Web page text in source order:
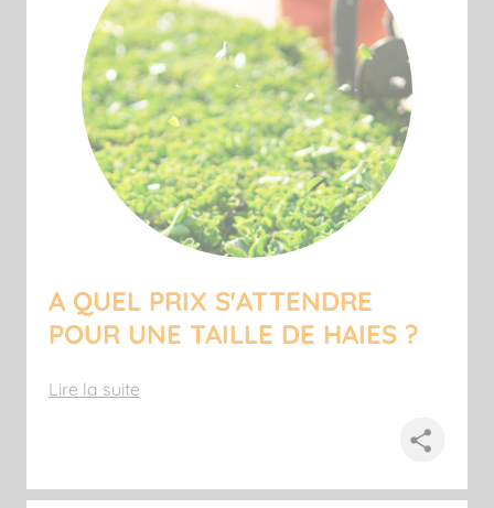
A QUEL PRIX S'ATTENDRE
POUR UNE TAILLE DE HAIES ?
Lire la suite